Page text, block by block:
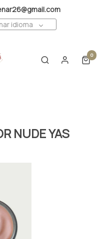
idioma
0
NUDE YAS